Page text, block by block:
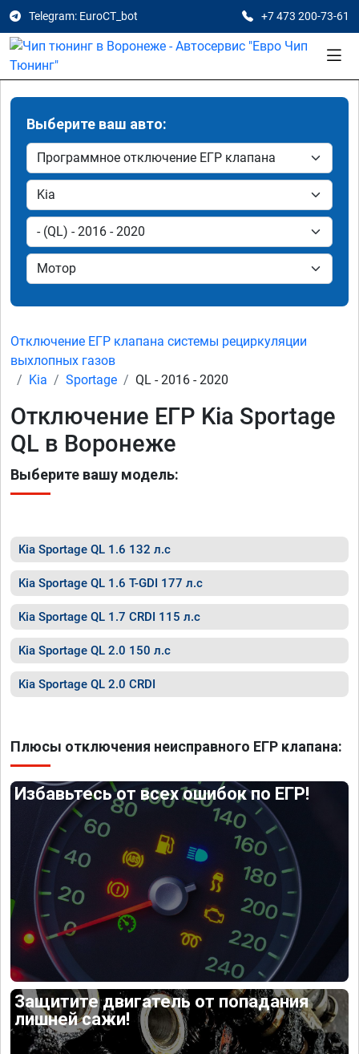
Telegram: EuroCT_bot +7 473 200-73-61
Выберите ваш авто:
Отключение ЕГР клапана системы рециркуляции
выхлопных газов
Kia
Sportage QL - 2016 - 2020
Отключение ЕГР Kia Sportage
QL в Воронеже
Выберите вашу модель:
Kia Sportage QL 1.6 132 л.с
Kia Sportage QL 1.6 T-GDI 177 л.с
Kia Sportage QL 1.7 CRDI 115 л.с
Kia Sportage QL 2.0 150 л.с
Kia Sportage QL 2.0 CRDI
Плюсы отключения неисправного ЕГР клапана:
Избавьтесь от всех ошибок по ЕГР!
Защитите двигатель от попадания
лишней сажи!